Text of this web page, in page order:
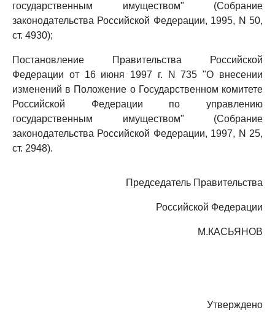
государственным имуществом" (Собрание
законодательства Российской Федерации, 1995, N 50,
ст. 4930);
Постановление Правительства Российской
Федерации от 16 июня 1997 г. N 735 "О внесении
изменений в Положение о Государственном комитете
Российской Федерации по управлению
государственным имуществом" (Собрание
законодательства Российской Федерации, 1997, N 25,
ст. 2948).
Председатель Правительства
Российской Федерации
М.КАСЬЯНОВ
Утверждено